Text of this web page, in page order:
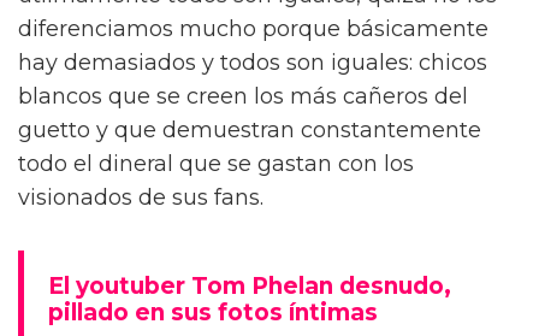
diferenciamos mucho porque básicamente
hay demasiados y todos son iguales: chicos
blancos que se creen los más cañeros del
guetto y que demuestran constantemente
todo el dineral que se gastan con los
visionados de sus fans.
El youtuber Tom Phelan desnudo,
pillado en sus fotos íntimas